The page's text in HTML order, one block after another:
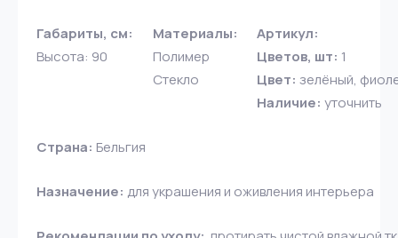
Габариты, см: Материалы:
Артикул:
Высота: 90
Полимер Цветов, шт: 1
Стекло
Цвет: зелёный,
Наличие: уточнить
Страна: Бельгия
Назначение: для украшения и оживления интерьера